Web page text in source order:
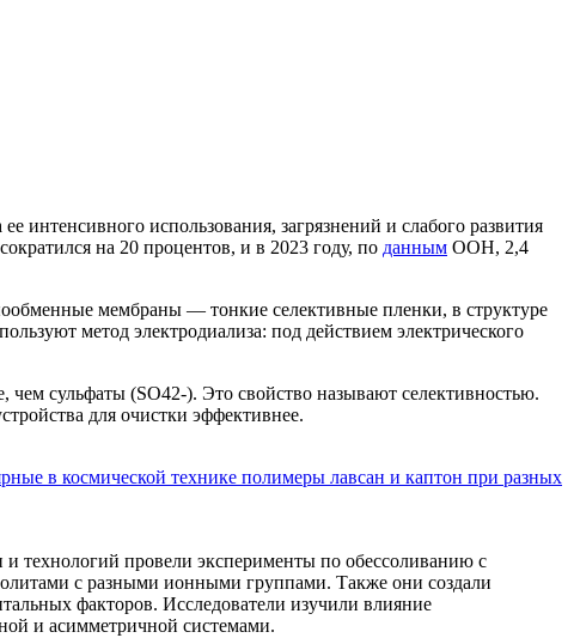
интенсивного использования, загрязнений и слабого развития
на 20 процентов, и в 2023 году, по данным ООН, 2,4
мембраны — тонкие селективные пленки, в структуре
метод электродиализа: под действием электрического
сульфаты (SO42-). Это свойство называют селективностью.
для очистки эффективнее.
в космической технике полимеры лавсан и каптон при разных
провели эксперименты по обессоливанию с
с разными ионными группами. Также они создали
факторов. Исследователи изучили влияние
и асимметричной системами.